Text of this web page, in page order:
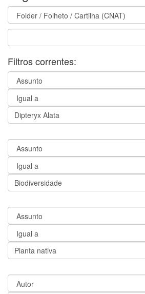
Filtros correntes: